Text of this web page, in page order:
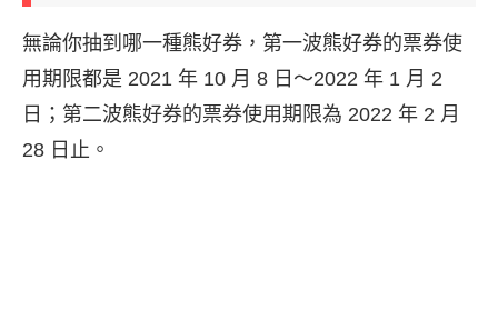
無論你抽到哪一種熊好券，第一波熊好券的票券使
用期限都是 2021 年 10 月 8 日～2022 年 1 月 2
日；第二波熊好券的票券使用期限為 2022 年 2 月
28 日止。